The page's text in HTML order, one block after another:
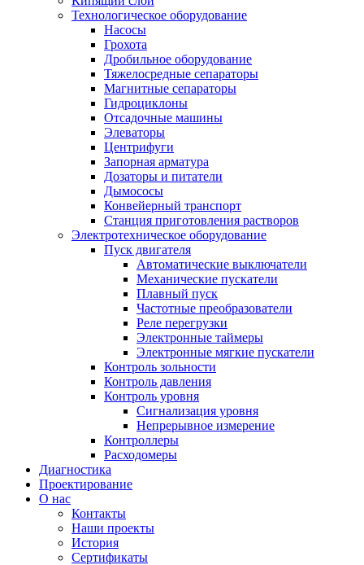
Технологическое оборудование
Насoсы
Грохота
Дробильное оборудование
Тяжелосредные сепараторы
Магнитные сепараторы
Гидроциклоны
Отсадочные машины
Элеваторы
Центрифуги
Запорная арматура
Дозаторы и питатели
Дымососы
Конвейерный транспорт
Станция приготовления растворов
Электротехническое оборудование
Пуск двигателя
Автоматические выключатели
Механические пускатели
Плавный пуск
Частотные преобразователи
Реле перегрузки
Электронные таймеры
Электронные мягкие пускатели
Контроль зольности
Контроль давления
Контроль уровня
Сигнализация уровня
Непрерывное измерение
Контроллеры
Расходомеры
Диагностика
Проектирование
О нас
Контакты
Наши проекты
История
Сертификаты